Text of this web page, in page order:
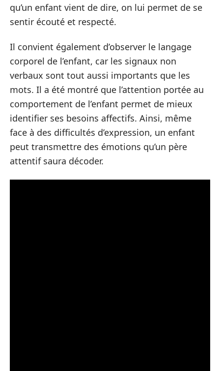
qu’un enfant vient de dire, on lui permet de se
sentir écouté et respecté.
Il convient également d’observer le langage
corporel de l’enfant, car les signaux non
verbaux sont tout aussi importants que les
mots. Il a été montré que l’attention portée au
comportement de l’enfant permet de mieux
identifier ses besoins affectifs. Ainsi, même
face à des difficultés d’expression, un enfant
peut transmettre des émotions qu’un père
attentif saura décoder.